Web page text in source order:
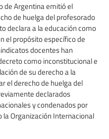
de Argentina emitió el
de huelga del profesorado
declara a la educación como
el propósito específico de
docentes han
como inconstitucional e
de su derecho a la
el derecho de huelga del
declarados
y condenados por
Organización Internacional